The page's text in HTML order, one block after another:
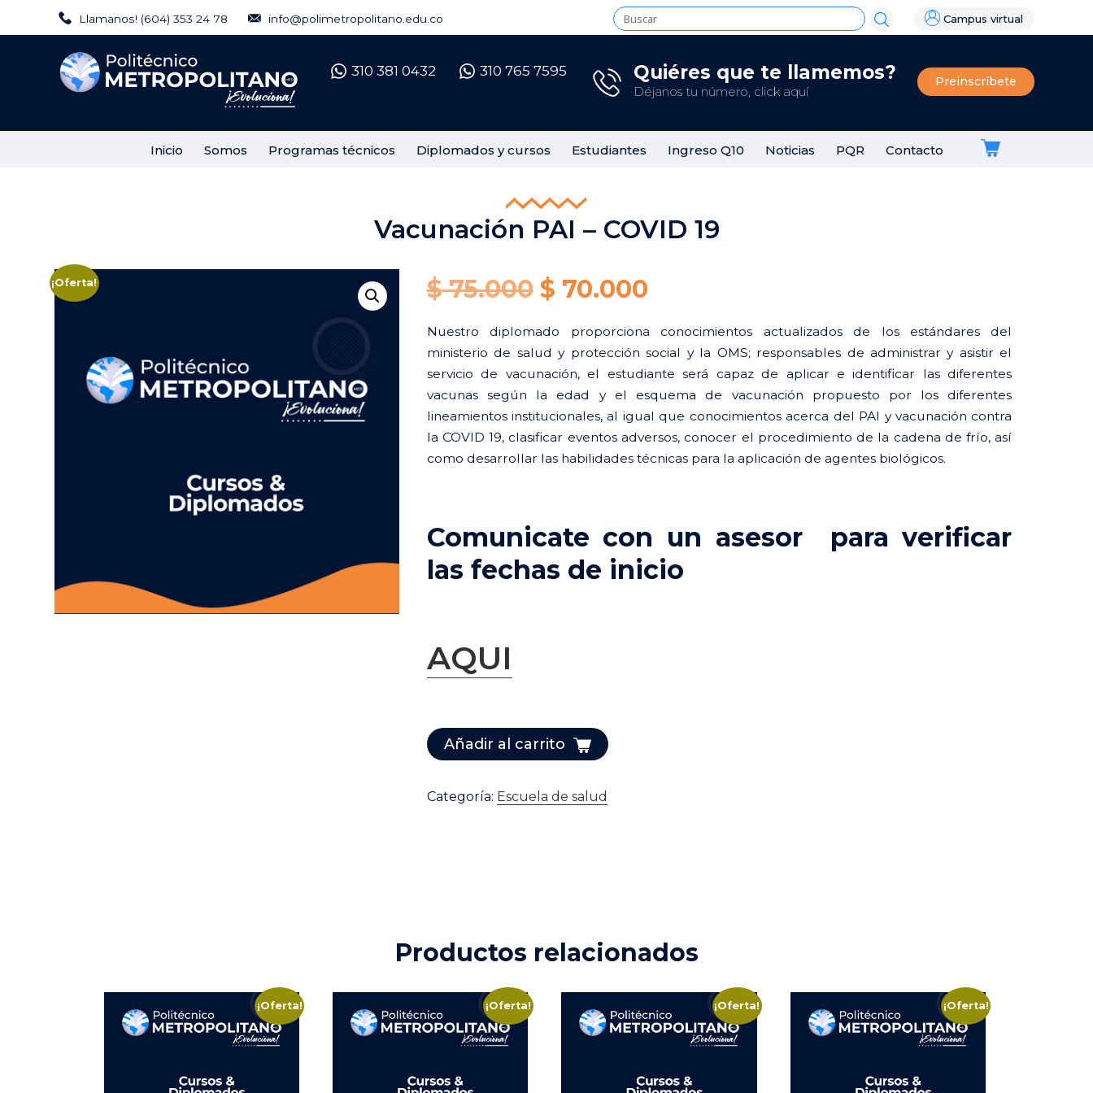
Regálanos tu Like
Llamanos! (604) 353 24 78 info@polimetropolitano.edu.co Campus virtual
310 381 0432 310 765 7595 Quiéres que te llamemos?
Déjanos tu número, click aquí
Preinscríbete
Inicio Somos Programas técnicos Diplomados y cursos Estudiantes Ingreso Q10 Noticias PQR Contacto
Vacunación PAI – COVID 19
¡Oferta! $75.000 Original
price
was:
$ 75.000.
$ 70.000Current
price
is:
$ 70.000.
Nuestro diplomado proporciona conocimientos actualizados de los estándares del
ministerio de salud y protección social y la OMS; responsables de administrar y asistir el
servicio de vacunación, el estudiante será capaz de aplicar e identificar las diferentes
vacunas según la edad y el esquema de vacunación propuesto por los diferentes
lineamientos institucionales, al igual que conocimientos acerca del PAI y vacunación contra
la COVID 19, clasificar eventos adversos, conocer el procedimiento de la cadena de frío, así
como desarrollar las habilidades técnicas para la aplicación de agentes biológicos.
Comunicate con un asesor para verificar
las fechas de inicio
AQUI
PAI
-
19
Añadir al carrito
Categoría: Escuela de salud
Productos relacionados
¡Oferta! ¡Oferta! ¡Oferta! ¡Oferta!